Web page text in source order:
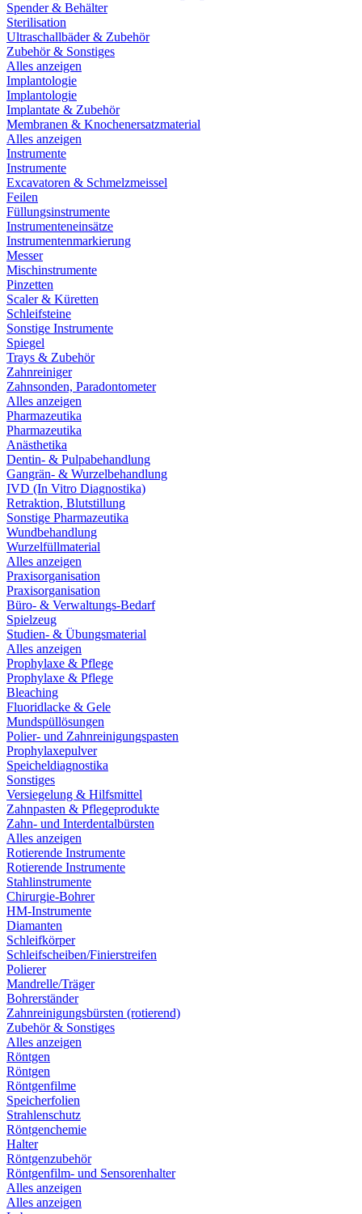
Spender & Behälter
Sterilisation
Ultraschallbäder & Zubehör
Zubehör & Sonstiges
Alles anzeigen
Implantologie
Implantologie
Implantate & Zubehör
Membranen & Knochenersatzmaterial
Alles anzeigen
Instrumente
Instrumente
Excavatoren & Schmelzmeissel
Feilen
Füllungsinstrumente
Instrumenteneinsätze
Instrumentenmarkierung
Messer
Mischinstrumente
Pinzetten
Scaler & Küretten
Schleifsteine
Sonstige Instrumente
Spiegel
Trays & Zubehör
Zahnreiniger
Zahnsonden, Paradontometer
Alles anzeigen
Pharmazeutika
Pharmazeutika
Anästhetika
Dentin- & Pulpabehandlung
Gangrän- & Wurzelbehandlung
IVD (In Vitro Diagnostika)
Retraktion, Blutstillung
Sonstige Pharmazeutika
Wundbehandlung
Wurzelfüllmaterial
Alles anzeigen
Praxisorganisation
Praxisorganisation
Büro- & Verwaltungs-Bedarf
Spielzeug
Studien- & Übungsmaterial
Alles anzeigen
Prophylaxe & Pflege
Prophylaxe & Pflege
Bleaching
Fluoridlacke & Gele
Mundspüllösungen
Polier- und Zahnreinigungspasten
Prophylaxepulver
Speicheldiagnostika
Sonstiges
Versiegelung & Hilfsmittel
Zahnpasten & Pflegeprodukte
Zahn- und Interdentalbürsten
Alles anzeigen
Rotierende Instrumente
Rotierende Instrumente
Stahlinstrumente
Chirurgie-Bohrer
HM-Instrumente
Diamanten
Schleifkörper
Schleifscheiben/Finierstreifen
Polierer
Mandrelle/Träger
Bohrerständer
Zahnreinigungsbürsten (rotierend)
Zubehör & Sonstiges
Alles anzeigen
Röntgen
Röntgen
Röntgenfilme
Speicherfolien
Strahlenschutz
Röntgenchemie
Halter
Röntgenzubehör
Röntgenfilm- und Sensorenhalter
Alles anzeigen
Alles anzeigen